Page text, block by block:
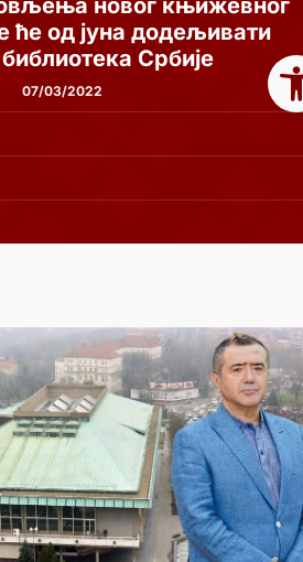
новог књижевног
ће од јуна додељивати
Србије
07/03/2022